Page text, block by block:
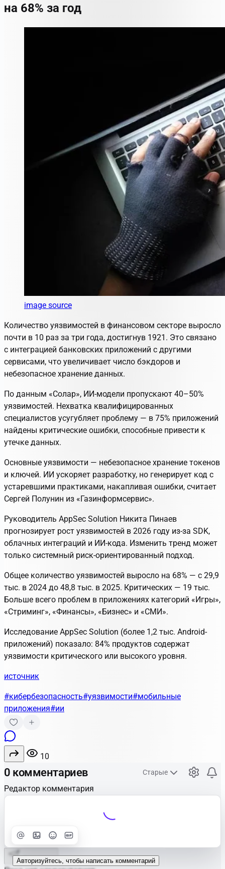
на 68% за год
image source
Количество уязвимостей в финансовом секторе выросло
почти в 10 раз за три года, достигнув 1921. Это связано
с интеграцией банковских приложений с другими
сервисами, что увеличивает число бэкдоров и
небезопасное хранение данных.
По данным «Солар», ИИ-модели пропускают 40–50%
уязвимостей. Нехватка квалифицированных
специалистов усугубляет проблему — в 75% приложений
найдены критические ошибки, способные привести к
утечке данных.
Основные уязвимости — небезопасное хранение токенов
и ключей. ИИ ускоряет разработку, но генерирует код с
устаревшими практиками, накапливая ошибки, считает
Сергей Полунин из «Газинформсервис».
Руководитель AppSec Solution Никита Пинаев
прогнозирует рост уязвимостей в 2026 году из-за SDK,
облачных интеграций и ИИ-кода. Изменить тренд может
только системный риск-ориентированный подход.
Общее количество уязвимостей выросло на 68% — с 29,9
тыс. в 2024 до 48,8 тыс. в 2025. Критических — 19 тыс.
Больше всего проблем в приложениях категорий «Игры»,
«Стриминг», «Финансы», «Бизнес» и «СМИ».
Исследование AppSec Solution (более 1,2 тыс. Android-
приложений) показало: 84% продуктов содержат
уязвимости критического или высокого уровня.
источник
#кибербезопасность#уязвимости#мобильные
приложения#ии
10
0 комментариев Старые
Редактор комментария
Улучшить
Авторизуйтесь, чтобы написать комментарий
Отправить